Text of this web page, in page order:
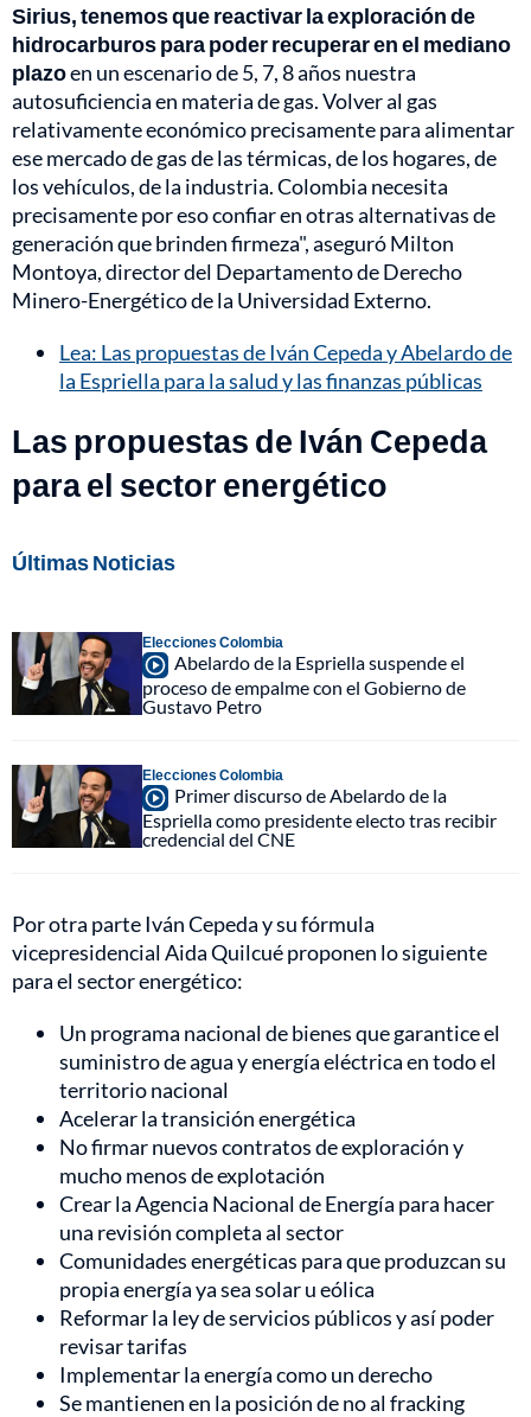
Sirius, tenemos que reactivar la exploración de
hidrocarburos para poder recuperar en el mediano
plazoen un escenario de 5, 7, 8 años nuestra
autosuficiencia en materia de gas. Volver al gas
relativamente económico precisamente para alimentar
ese mercado de gas de las térmicas, de los hogares, de
los vehículos, de la industria. Colombia necesita
precisamente por eso confiar en otras alternativas de
generación que brinden firmeza", aseguró Milton
Montoya, director del Departamento de Derecho
Minero-Energético de la Universidad Externo.
Lea: Las propuestas de Iván Cepeda y Abelardo de
la Espriella para la salud y las finanzas públicas
Las propuestas de Iván Cepeda
para el sector energético
Últimas Noticias
Elecciones Colombia
Abelardo de la Espriella suspende el
proceso de empalme con el Gobierno de
Gustavo Petro
Elecciones Colombia
Primer discurso de Abelardo de la
Espriella como presidente electo tras recibir
credencial del CNE
Por otra parte Iván Cepeda y su fórmula
vicepresidencial Aida Quilcué proponen lo siguiente
para el sector energético:
Un programa nacional de bienes que garantice el
suministro de agua y energía eléctrica en todo el
territorio nacional
Acelerar la transición energética
No firmar nuevos contratos de exploración y
mucho menos de explotación
Crear la Agencia Nacional de Energía para hacer
una revisión completa al sector
Comunidades energéticas para que produzcan su
propia energía ya sea solar u eólica
Reformar la ley de servicios públicos y así poder
revisar tarifas
Implementar la energía como un derecho
Se mantienen en la posición de no al fracking